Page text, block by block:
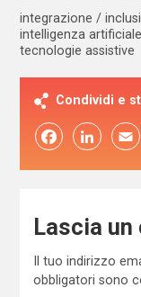
integrazione /
intelligenza artificiale
tecnologie assistive
Condividi e
FacebookLinkedIn Email
Lascia
Il tuo indirizzo
obbligatori sono